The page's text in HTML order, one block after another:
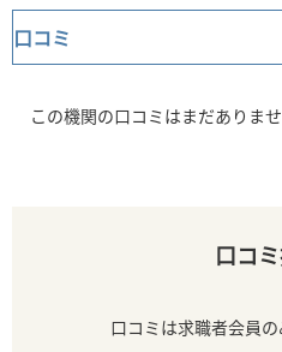
口コミ
この機関の口コミはまだありませ
口コ
口コミは求職者会員の